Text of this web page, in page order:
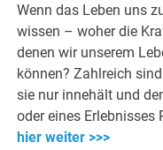
Wenn das Leben uns
wissen – woher die
denen wir unserem
können? Zahlreich
sie nur innehält und
oder eines
hier weiter >>>